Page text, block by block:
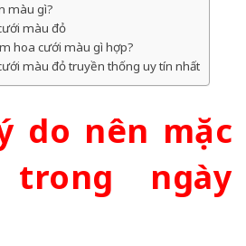
màu gì?
màu đỏ
hoa cưới màu gì hợp?
màu đỏ truyền thống uy tín nhất
do nên mặc
ngày